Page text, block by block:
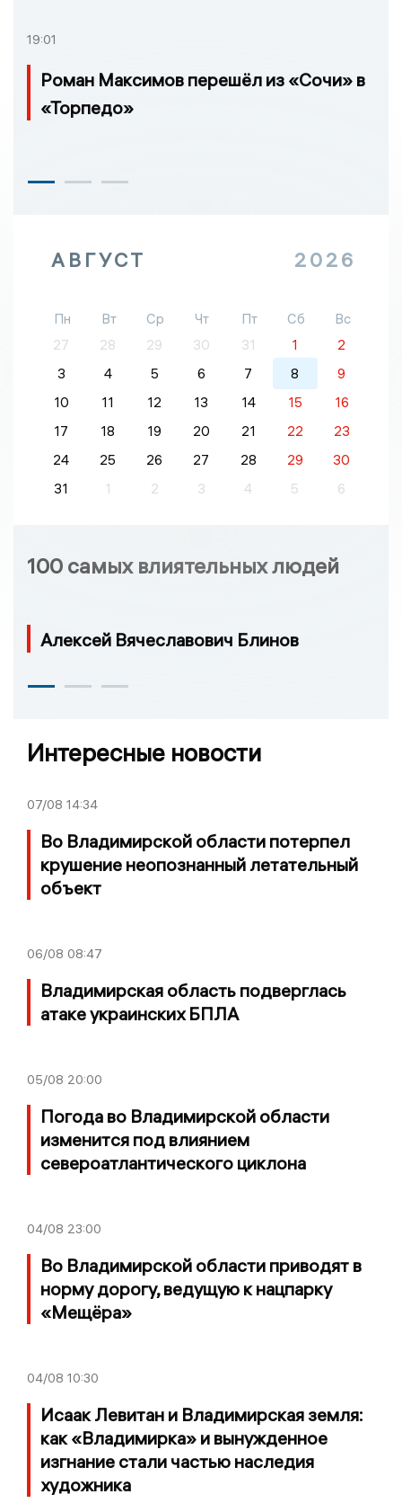
19:01
Роман Максимов перешёл из «Сочи» в
«Торпедо»
АВГУСТ 2026
Пн Вт Ср Чт Пт Сб
Вс
27
28 29 30 31 1
2
3
4 5 6 7 8
9
10
11 12 13 14 15
16
17
18 19 20 21 22
23
24
25 26 27 28 29
30
31
1 2 3 4 5 6
100 самых влиятельных людей
Алексей Вячеславович Блинов
Интересные новости
07/08 14:34
Во Владимирской области потерпел
крушение неопознанный летательный
объект
06/08 08:47
Владимирская область подверглась
атаке украинских БПЛА
05/08 20:00
Погода во Владимирской области
изменится под влиянием
североатлантического циклона
04/08 23:00
Во Владимирской области приводят в
норму дорогу, ведущую к нацпарку
«Мещёра»
04/08 10:30
Исаак Левитан и Владимирская земля:
как «Владимирка» и вынужденное
изгнание стали частью наследия
художника